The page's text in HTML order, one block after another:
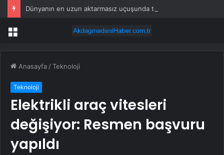
Menü
Anasayfa /Teknoloji
Teknoloji
Elektrikli araç vitesleri
değişiyor: Resmen başvuru
yapıldı